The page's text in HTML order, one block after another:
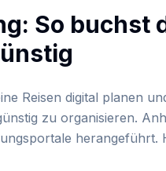
So
Reisen digital planen
zu organisieren.
herangeführt.